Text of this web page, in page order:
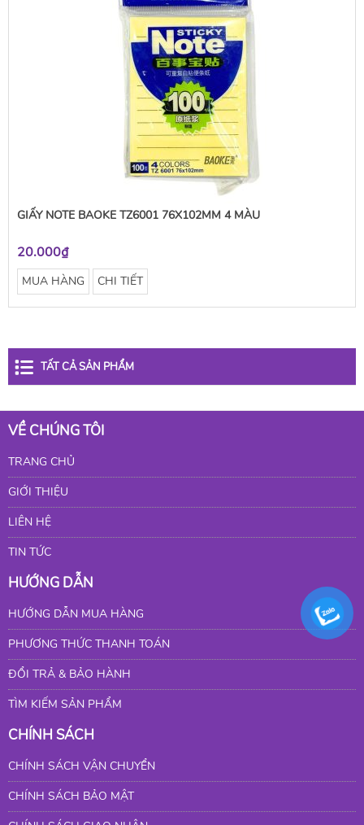
GIẤY NOTE BAOKE TZ6001 76X102MM 4 MÀU
20.000₫
MUA HÀNG CHI TIẾT
TẤT CẢ SẢN PHẨM
VỀ CHÚNG TÔI
TRANG CHỦ
GIỚI THIỆU
LIÊN HỆ
TIN TỨC
HƯỚNG DẪN
HƯỚNG DẪN MUA HÀNG
PHƯƠNG THỨC THANH TOÁN
ĐỔI TRẢ & BẢO HÀNH
TÌM KIẾM SẢN PHẨM
CHÍNH SÁCH
CHÍNH SÁCH VẬN CHUYỂN
CHÍNH SÁCH BẢO MẬT